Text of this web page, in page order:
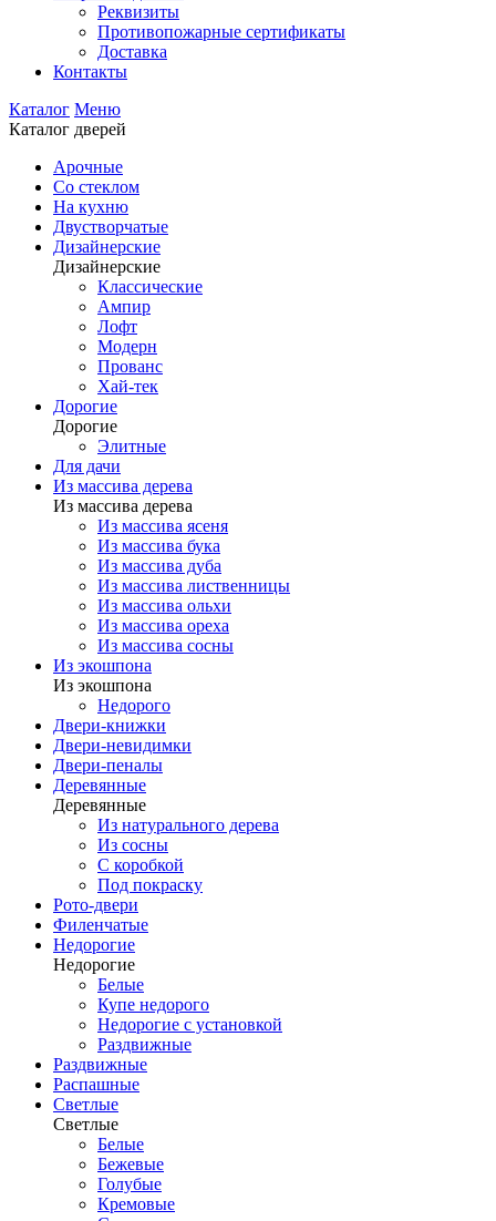
Реквизиты
Противопожарные сертификаты
Доставка
Контакты
Каталог Меню
Каталог дверей
Арочные
Со стеклом
На кухню
Двустворчатые
Дизайнерские
Дизайнерские
Классические
Ампир
Лофт
Модерн
Прованс
Хай-тек
Дорогие
Дорогие
Элитные
Для дачи
Из массива дерева
Из массива дерева
Из массива ясеня
Из массива бука
Из массива дуба
Из массива лиственницы
Из массива ольхи
Из массива ореха
Из массива сосны
Из экошпона
Из экошпона
Недорого
Двери-книжки
Двери-невидимки
Двери-пеналы
Деревянные
Деревянные
Из натурального дерева
Из сосны
С коробкой
Под покраску
Рото-двери
Филенчатые
Недорогие
Недорогие
Белые
Купе недорого
Недорогие с установкой
Раздвижные
Раздвижные
Распашные
Светлые
Светлые
Белые
Бежевые
Голубые
Кремовые